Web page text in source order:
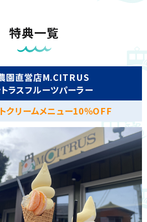
特典一覧
園直営店M.CITRUS
ラスフルーツパーラー
トクリームメニュー10％OFF